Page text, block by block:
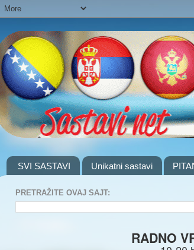
SVI SASTAVI Unikatni sastavi
PRETRAŽITE OVAJ SAJT:
RADNO